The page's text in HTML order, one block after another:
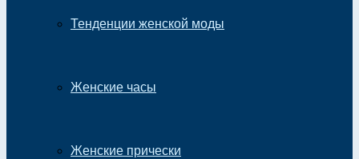
Тенденции женской моды
Женские часы
Женские прически